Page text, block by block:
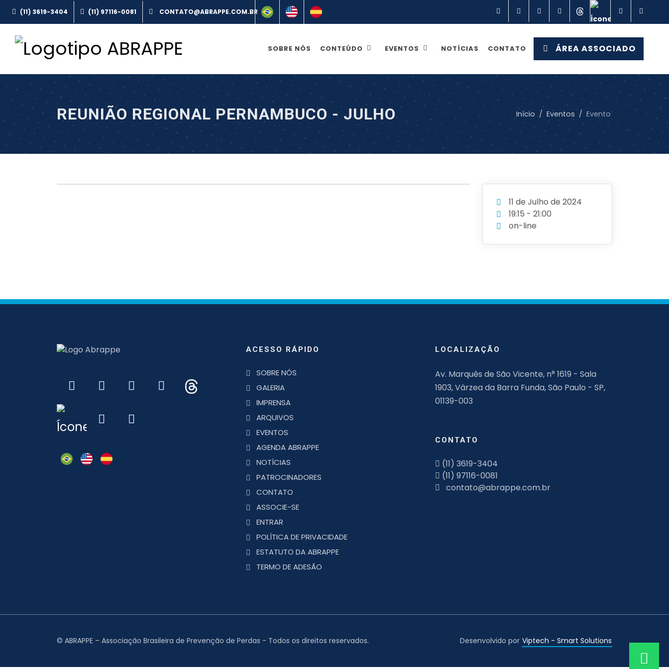
(11) 3619-3404 (11) 97116-0081 FacebookInstagramLinkedinYouTubeThreads TikTok
SOBRE NÓS CONTEÚDO EVENTOS NOTÍCIAS CONTATO ÁREA ASSOCIADO
REUNIÃO REGIONAL PERNAMBUCO - JULHO Início Eventos Evento
11 de Julho de 2024
19:15 - 21:00
on-line
ACESSO RÁPIDO
SOBRE NÓS
GALERIA
IMPRENSA
ARQUIVOS
EVENTOS
AGENDA ABRAPPE
NOTÍCIAS
PATROCINADORES
CONTATO
ASSOCIE-SE
ENTRAR
POLÍTICA DE PRIVACIDADE
ESTATUTO DA ABRAPPE
TERMO DE ADESÃO
LOCALIZAÇÃO
Av. Marquês de São Vicente, n° 1619 - Sala
1903, Várzea da Barra Funda, São Paulo - SP,
01139-003
CONTATO
(11) 3619-3404
(11) 97116-0081
© ABRAPPE – Associação Brasileira de Prevenção de Perdas - Todos os direitos reservados. Desenvolvido por Viptech - Smart Solutions